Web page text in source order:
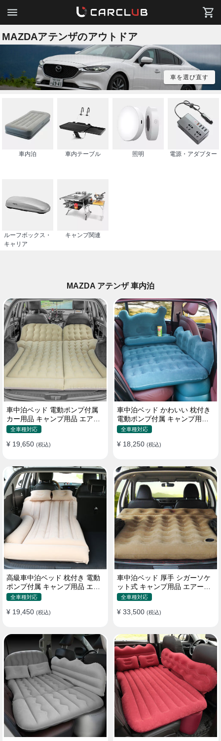
MAZDAアテンザのアウトドア
車を選び直す
車内泊 車内テーブル 照明 電源・アダプター
ルーフボックス・
キャリア
キャンプ関連
MAZDA アテンザ 車内泊
車中泊ベッド 電動ポンプ付属
カー用品 キャンプ用品 エアー
ベッド SUV車 普通車適用
全車種対応
¥ 19,650 (税込)
車中泊ベッド かわいい 枕付き
電動ポンプ付属 キャンプ用品
全車種対応
¥ 18,250 (税込)
高級車中泊ベッド 枕付き 電動
ポンプ付属 キャンプ用品 エア
ーベッド 普通車 SUV
全車種対応
¥ 19,450 (税込)
車中泊ベッド 厚手 シガーソケ
ット式 キャンプ用品 エアーベ
ッド 収納袋付き 普通車 SUV適
全車種対応
¥ 33,500 (税込)